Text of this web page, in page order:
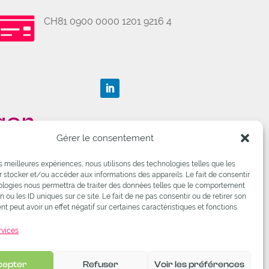
Gérer le consentement
meilleures expériences, nous utilisons des technologies telles que les
stocker et/ou accéder aux informations des appareils. Le fait de consentir
nous permettra de traiter des données telles que le comportement
ou les ID uniques sur ce site. Le fait de ne pas consentir ou de retirer son
peut avoir un effet négatif sur certaines caractéristiques et fonctions.
Refuser Voir les préférences
CH81 0900 0000 1201 9216 4